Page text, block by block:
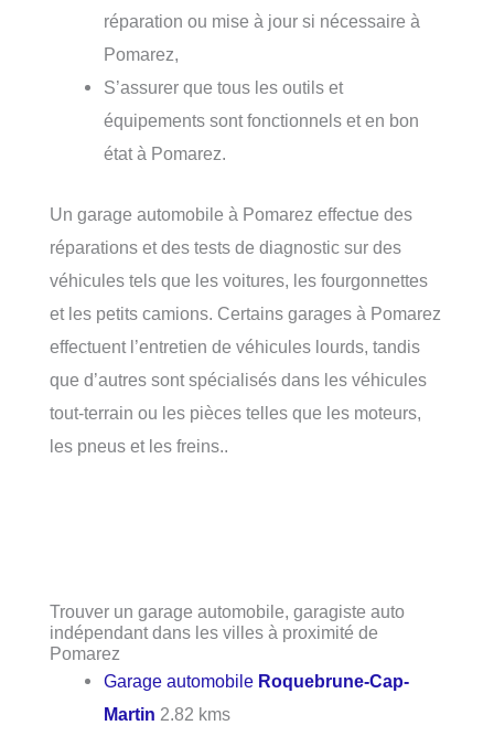
réparation ou mise à jour si nécessaire à
Pomarez,
S’assurer que tous les outils et
équipements sont fonctionnels et en bon
état à Pomarez.
Un garage automobile à Pomarez effectue des
réparations et des tests de diagnostic sur des
véhicules tels que les voitures, les fourgonnettes
et les petits camions. Certains garages à Pomarez
effectuent l’entretien de véhicules lourds, tandis
que d’autres sont spécialisés dans les véhicules
tout-terrain ou les pièces telles que les moteurs,
les pneus et les freins..
Trouver un garage automobile, garagiste auto
indépendant dans les villes à proximité de
Pomarez
Garage automobile Roquebrune-Cap-
Martin 2.82 kms